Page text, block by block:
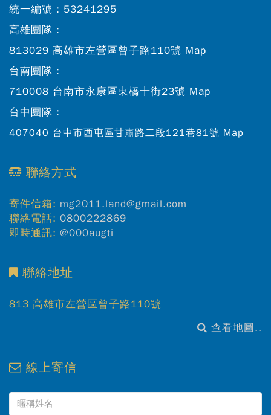
統一編號： 53241295
高雄團隊：
813029 高雄市左營區曾子路110號 Map
台南團隊：
710008 台南市永康區東橋十街23號 Map
台中團隊：
407040 台中市西屯區甘肅路二段121巷81號 Map
聯絡方式
寄件信箱: mg2011.land@gmail.com
聯絡電話: 0800222869
即時通訊: @000augti
聯絡地址
813 高雄市左營區曾子路110號
查看地圖..
線上寄信